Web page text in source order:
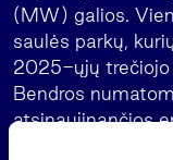
(MW) galios.
saulės parkų,
2025-ųjų trečiojo
Bendros
atsinaujinančios
apie 350 mln.